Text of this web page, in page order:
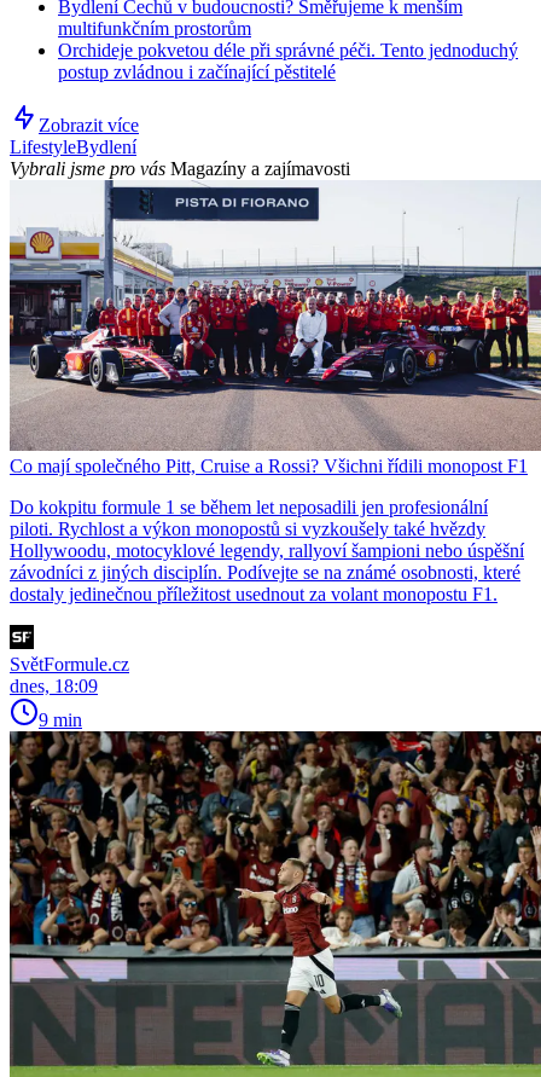
Bydlení Čechů v budoucnosti? Směřujeme k menším
multifunkčním prostorům
Orchideje pokvetou déle při správné péči. Tento jednoduchý
postup zvládnou i začínající pěstitelé
Zobrazit více
LifestyleBydlení
Vybrali jsme pro vás Magazíny a zajímavosti
Co mají společného Pitt, Cruise a Rossi? Všichni řídili monopost F1
Do kokpitu formule 1 se během let neposadili jen profesionální
piloti. Rychlost a výkon monopostů si vyzkoušely také hvězdy
Hollywoodu, motocyklové legendy, rallyoví šampioni nebo úspěšní
závodníci z jiných disciplín. Podívejte se na známé osobnosti, které
dostaly jedinečnou příležitost usednout za volant monopostu F1.
SvětFormule.cz
dnes, 18:09
9 min